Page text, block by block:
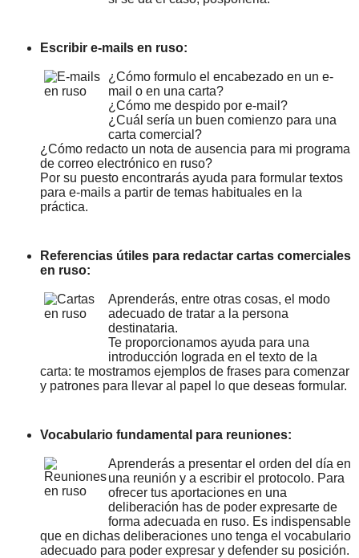
Escribir e-mails en ruso:
¿Cómo formulo el encabezado en un e-
mail o en una carta?
¿Cómo me despido por e-mail?
¿Cuál sería un buen comienzo para una
carta comercial?
¿Cómo redacto un nota de ausencia para mi programa
de correo electrónico en ruso?
Por su puesto encontrarás ayuda para formular textos
para e-mails a partir de temas habituales en la
práctica.
Referencias útiles para redactar cartas comerciales
en ruso:
Aprenderás, entre otras cosas, el modo
adecuado de tratar a la persona
destinataria.
Te proporcionamos ayuda para una
introducción lograda en el texto de la
carta: te mostramos ejemplos de frases para comenzar
y patrones para llevar al papel lo que deseas formular.
Vocabulario fundamental para reuniones:
Aprenderás a presentar el orden del día en
una reunión y a escribir el protocolo. Para
ofrecer tus aportaciones en una
deliberación has de poder expresarte de
forma adecuada en ruso. Es indispensable
que en dichas deliberaciones uno tenga el vocabulario
adecuado para poder expresar y defender su posición.